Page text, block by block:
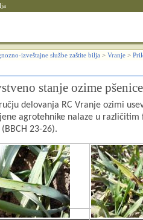
izveštajne službe zaštite bilja > Vranje >
stanje ozime
delovanja RC Vranje ozimi
agrotehnike nalaze u
23-26).